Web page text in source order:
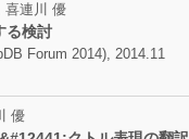
喜連川 優
る検討
Forum 2014), 2014.11
優